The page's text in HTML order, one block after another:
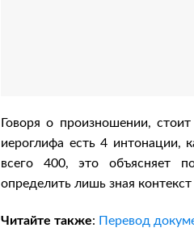
Говоря о произношении,
иероглифа есть 4 интонации,
всего 400, это объясняет
определить лишь зная контекст
Читайте также: Перевод